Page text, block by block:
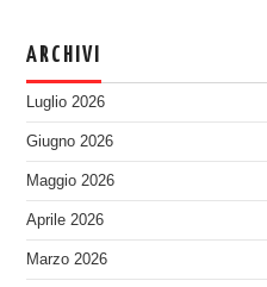
ARCHIVI
Luglio 2026
Giugno 2026
Maggio 2026
Aprile 2026
Marzo 2026